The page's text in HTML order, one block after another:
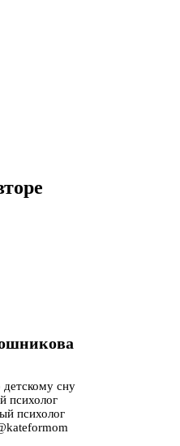
детскому сну
психолог
психолог